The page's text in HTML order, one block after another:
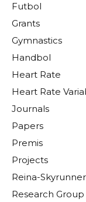
Futbol
Grants
Gymnastics
Handbol
Heart Rate
Heart Rate
Journals
Papers
Premis
Projects
Reina-Skyrunner
Research Group